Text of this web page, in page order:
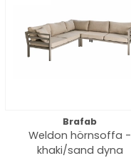
Brafab
Weldon hörnsoffa -
khaki/sand dyna